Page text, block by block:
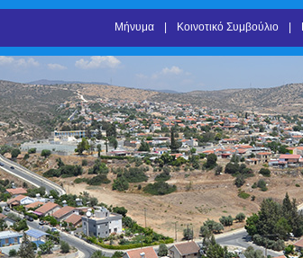
Μήνυμα Κοινοτικό Συμβούλιο